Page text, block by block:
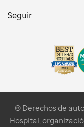
Seguir
© Derechos de
Hospital,